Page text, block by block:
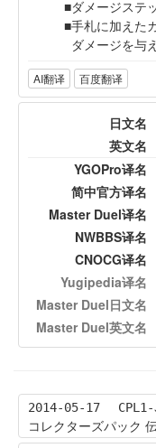
ダメージステ
手札に加えた
ダメージを与
AI翻译 百度翻译
日文名
英文名
YGOPro译名
简中官方译名
Master Duel译名
NWBBS译名
CNOCG译名
Yugipedia译名
Master Duel日文名
Master Duel英文名
2014-05-17
コレクターズパック